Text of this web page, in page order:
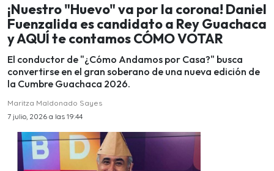
¡Nuestro "Huevo" va por la corona! Daniel
Fuenzalida es candidato a Rey Guachaca
y AQUÍ te contamos CÓMO VOTAR
El conductor de "¿Cómo Andamos por Casa?" busca
convertirse en el gran soberano de una nueva edición de
la Cumbre Guachaca 2026.
Maritza Maldonado Sayes
7 julio, 2026 a las 19:44